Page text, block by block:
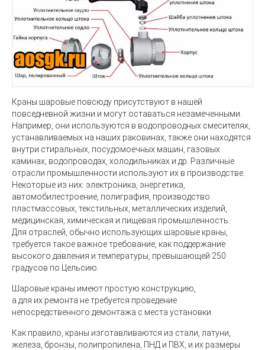
Краны шаровые повсюду присутствуют в нашей
повседневной жизни и могут оставаться незамеченными.
Например, они используются в водопроводных смесителях,
устанавливаемых на наших раковинах, также они находятся
внутри стиральных, посудомоечных машин, газовых
каминах, водопроводах, холодильниках и др. Различные
отрасли промышленности используют их в производстве.
Некоторые из них: электроника, энергетика,
автомобилестроение, полиграфия, производство
пластмассовых, текстильных, металлических изделий,
медицинская, химическая и пищевая промышленность.
Для отраслей, обычно использующих шаровые краны,
требуется такое важное требование, как поддержание
высокого давления и температуры, превышающей 250
градусов по Цельсию.
Шаровые краны имеют простую конструкцию,
а для их ремонта не требуется проведение
непосредственного демонтажа с места установки.
Как правило, краны изготавливаются из стали, латуни,
железа, бронзы, полипропилена, ПНД и ПВХ, и их размеры